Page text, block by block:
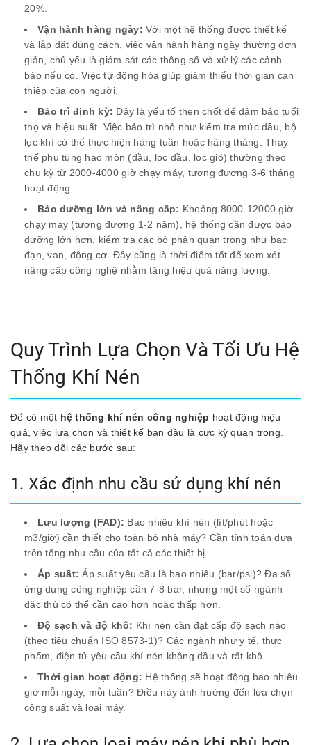
20%.
Vận hành hàng ngày: Với một hệ thống được thiết kế
và lắp đặt đúng cách, việc vận hành hàng ngày thường đơn
giản, chủ yếu là giám sát các thông số và xử lý các cảnh
báo nếu có. Việc tự động hóa giúp giảm thiểu thời gian can
thiệp của con người.
Bảo trì định kỳ: Đây là yếu tố then chốt để đảm bảo tuổi
thọ và hiệu suất. Việc bảo trì nhỏ như kiểm tra mức dầu, bộ
lọc khí có thể thực hiện hàng tuần hoặc hàng tháng. Thay
thế phụ tùng hao mòn (dầu, lọc dầu, lọc gió) thường theo
chu kỳ từ 2000-4000 giờ chạy máy, tương đương 3-6 tháng
hoạt động.
Bảo dưỡng lớn và nâng cấp: Khoảng 8000-12000 giờ
chạy máy (tương đương 1-2 năm), hệ thống cần được bảo
dưỡng lớn hơn, kiểm tra các bộ phận quan trọng như bạc
đạn, van, động cơ. Đây cũng là thời điểm tốt để xem xét
nâng cấp công nghệ nhằm tăng hiệu quả năng lượng.
Quy Trình Lựa Chọn Và Tối Ưu Hệ
Thống Khí Nén
Để có một hệ thống khí nén công nghiệp hoạt động hiệu
quả, việc lựa chọn và thiết kế ban đầu là cực kỳ quan trọng.
Hãy theo dõi các bước sau:
1. Xác định nhu cầu sử dụng khí nén
Lưu lượng (FAD): Bao nhiêu khí nén (lít/phút hoặc
m3/giờ) cần thiết cho toàn bộ nhà máy? Cần tính toán dựa
trên tổng nhu cầu của tất cả các thiết bị.
Áp suất: Áp suất yêu cầu là bao nhiêu (bar/psi)? Đa số
ứng dụng công nghiệp cần 7-8 bar, nhưng một số ngành
đặc thù có thể cần cao hơn hoặc thấp hơn.
Độ sạch và độ khô: Khí nén cần đạt cấp độ sạch nào
(theo tiêu chuẩn ISO 8573-1)? Các ngành như y tế, thực
phẩm, điện tử yêu cầu khí nén không dầu và rất khô.
Thời gian hoạt động: Hệ thống sẽ hoạt động bao nhiêu
giờ mỗi ngày, mỗi tuần? Điều này ảnh hưởng đến lựa chọn
công suất và loại máy.